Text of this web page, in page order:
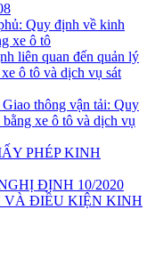
Quy định về kinh
xe ô tô
liên quan đến quản lý
ô tô và dịch vụ sát
thông vận tải: Quy
xe ô tô và dịch vụ
PHÉP KINH
ĐỊNH 10/2020
VÀ ĐIỀU KIỆN KINH